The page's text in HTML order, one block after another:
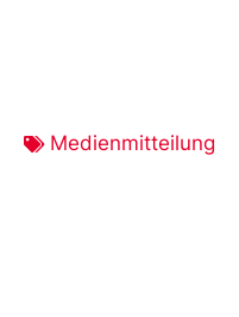
Medienmitteilung